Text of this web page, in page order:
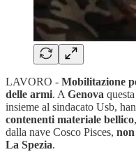
LAVORO - Mobilitazione
delle armi. A Genova
insieme al sindacato Usb,
contenenti materiale bellico
dalla nave Cosco Pisces,
La Spezia.